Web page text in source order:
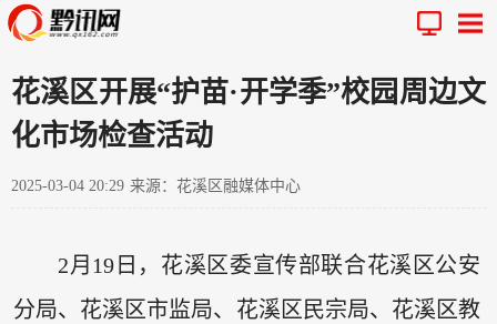
花溪区开展“护苗·开学季”校园周边文
化市场检查活动
2025-03-04 20:29 来源：花溪区融媒体中心
2月19日，花溪区委宣传部联合花溪区公安
分局、花溪区市监局、花溪区民宗局、花溪区教